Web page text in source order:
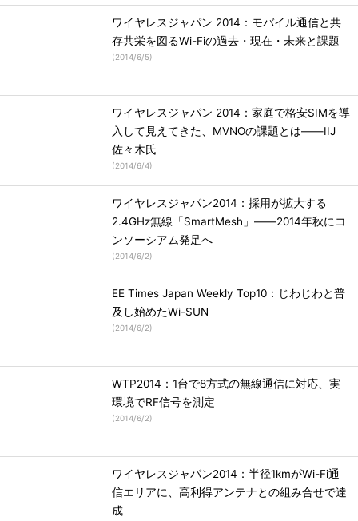
ワイヤレスジャパン 2014：モバイル通信と共
存共栄を図るWi-Fiの過去・現在・未来と課題
(2014/6/5)
ワイヤレスジャパン 2014：家庭で格安SIMを導
入して見えてきた、MVNOの課題とは――IIJ
佐々木氏
(2014/6/4)
ワイヤレスジャパン2014：採用が拡大する
2.4GHz無線「SmartMesh」――2014年秋にコ
ンソーシアム発足へ
(2014/6/2)
EE Times Japan Weekly Top10：じわじわと普
及し始めたWi-SUN
(2014/6/2)
WTP2014：1台で8方式の無線通信に対応、実
環境でRF信号を測定
(2014/6/2)
ワイヤレスジャパン2014：半径1kmがWi-Fi通
信エリアに、高利得アンテナとの組み合せで達
成